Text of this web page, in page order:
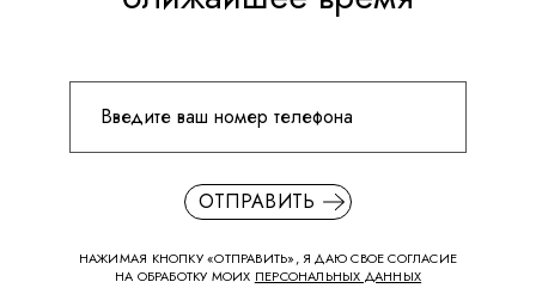
ОТПРАВИТЬ
НАЖИМАЯ КНОПКУ «ОТПРАВИТЬ», Я ДАЮ СВОЕ СОГЛАСИЕ
НА ОБРАБОТКУ МОИХ ПЕРСОНАЛЬНЫХ ДАННЫХ